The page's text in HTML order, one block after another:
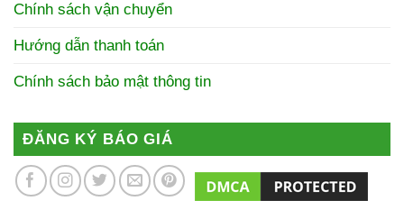
Chính sách vận chuyển
Hướng dẫn thanh toán
Chính sách bảo mật thông tin
ĐĂNG KÝ BÁO GIÁ